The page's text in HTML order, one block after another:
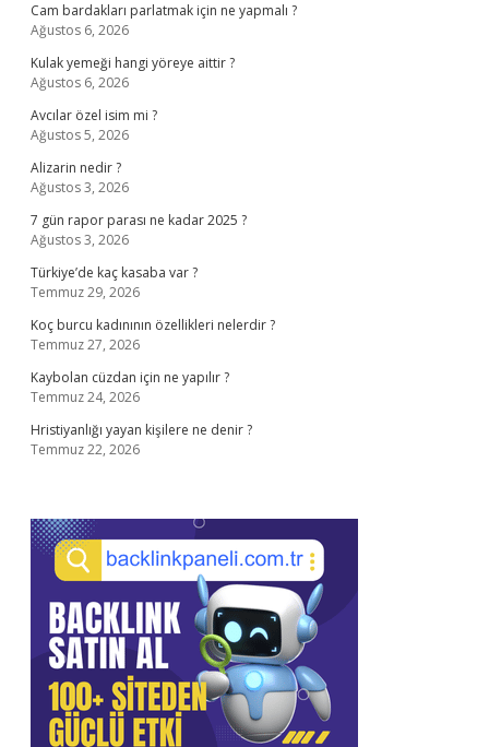
Cam bardakları parlatmak için ne yapmalı ?
Ağustos 6, 2026
Kulak yemeği hangi yöreye aittir ?
Ağustos 6, 2026
Avcılar özel isim mi ?
Ağustos 5, 2026
Alizarin nedir ?
Ağustos 3, 2026
7 gün rapor parası ne kadar 2025 ?
Ağustos 3, 2026
Türkiye’de kaç kasaba var ?
Temmuz 29, 2026
Koç burcu kadınının özellikleri nelerdir ?
Temmuz 27, 2026
Kaybolan cüzdan için ne yapılır ?
Temmuz 24, 2026
Hristiyanlığı yayan kişilere ne denir ?
Temmuz 22, 2026